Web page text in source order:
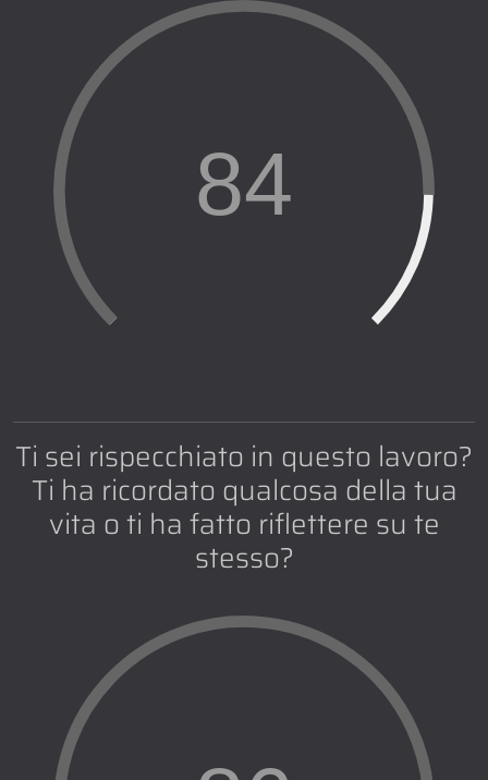
84
Ti sei rispecchiato in questo lavoro?
Ti ha ricordato qualcosa della tua
vita o ti ha fatto riflettere su te
stesso?